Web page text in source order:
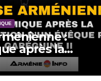
:
après la
d’un évêque
II